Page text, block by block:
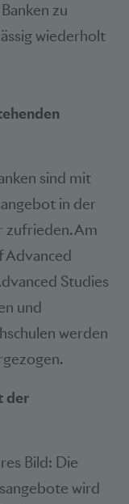
zu
wiederholt
sind mit
in der
zufrieden. Am
Advanced
Studies
und
werden
der
Bild: Die
wird